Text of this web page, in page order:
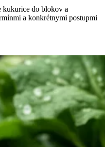
kukurice do blokov a
a konkrétnymi postupmi